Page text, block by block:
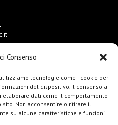
Consenso
tecnologie come i cookie per
del dispositivo. Il consenso a
elaborare dati come il comportamento
sito. Non acconsentire o ritirare il
su alcune caratteristiche e funzioni.